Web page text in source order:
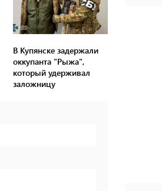
В Купянске задержали
оккупанта "Рыжа",
который удерживал
заложницу